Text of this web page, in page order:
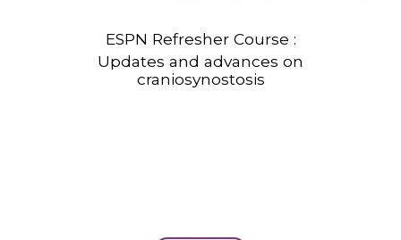
ESPN Refresher Course :
Updates and advances on
craniosynostosis